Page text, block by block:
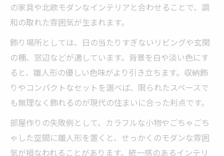
の家具や北欧モダンなインテリアと合わせることで、調
和の取れた雰囲気が生まれます。
飾り場所としては、日の当たりすぎないリビングや玄関
の棚、窓辺などが適しています。背景を白や淡い色にす
ると、雛人形の優しい色味がより引き立ちます。収納飾
りやコンパクトなセットを選べば、限られたスペースで
も無理なく飾れるのが現代の住まいに合った利点です。
部屋作りの失敗例として、カラフルな小物やごちゃごち
ゃした空間に雛人形を置くと、せっかくのモダンな雰囲
気が損なわれることがあります。統一感のあるインテリ